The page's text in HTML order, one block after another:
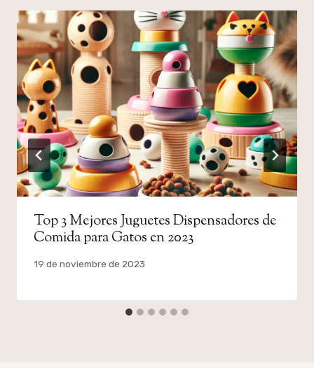
Top 3 Mejores Juguetes Dispensadores de
Comida para Gatos en 2023
Por
19 de noviembre de 2023